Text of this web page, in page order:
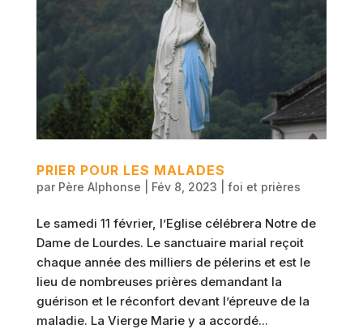
PRIER POUR LES MALADES
par Père Alphonse Fév 8, 2023 foi et prières
Le samedi 11 février, l’Eglise célébrera Notre de
Dame de Lourdes. Le sanctuaire marial reçoit
chaque année des milliers de pélerins et est le
lieu de nombreuses prières demandant la
guérison et le réconfort devant l’épreuve de la
maladie. La Vierge Marie y a accordé...